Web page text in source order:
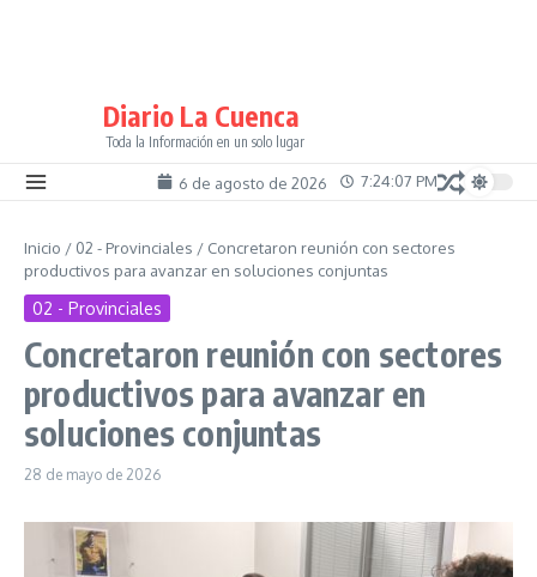
Diario La Cuenca
Toda la Información en un solo lugar
6 de agosto de 2026 7:24:07 PM
Inicio / 02 - Provinciales / Concretaron reunión con sectores
productivos para avanzar en soluciones conjuntas
02 - Provinciales
Concretaron reunión con sectores
productivos para avanzar en
soluciones conjuntas
28 de mayo de 2026